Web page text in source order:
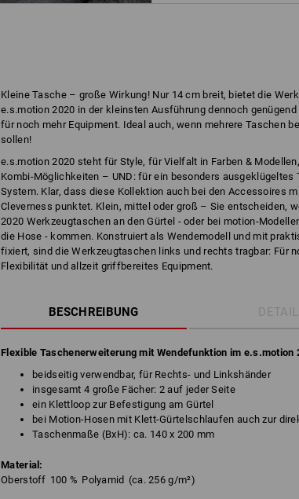
Kleine Tasche – große Wirkung! Nur 14 cm breit, bietet die
e.s.motion 2020 in der kleinsten Ausführung dennoch
für noch mehr Equipment. Ideal auch, wenn mehrere Taschen
sollen!
e.s.motion 2020 steht für Style, für Vielfalt in Farben &
Kombi-Möglichkeiten – UND: für ein besonders ausgeklügeltes
System. Klar, dass diese Kollektion auch bei den Accessoires
Cleverness punktet. Klein, mittel oder groß – Sie entscheiden,
2020 Werkzeugtaschen an den Gürtel - oder bei motion-
die Hose - kommen. Konstruiert als Wendemodell und mit
fixiert, sind die Werkzeugtaschen links und rechts tragbar: Für
Flexibilität und allzeit griffbereites Equipment.
BESCHREIBUNG
Flexible Taschenerweiterung mit Wendefunktion im e.s.motion
beidseitig verwendbar, für Rechts- und Linkshänder
insgesamt 4 große Fächer: 2 auf jeder Seite
ein Klettloop zur Befestigung am Gürtel
bei Motion-Hosen mit Klett-Gürtelschlaufen auch zur
Taschenmaße (BxH): ca. 140 x 200 mm
Material:
Oberstoff 100 % Polyamid (ca. 256 g/m²)